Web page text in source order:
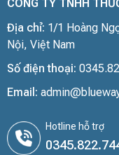
CÔNG TY TNHH
Địa chỉ: 1/1 Hoàng
Nội, Việt Nam
Số điện thoại:
Email:
Hotline hỗ trợ